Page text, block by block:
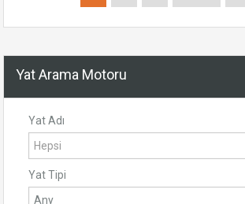
Yat Arama Motoru
Yat Adı
Yat Tipi